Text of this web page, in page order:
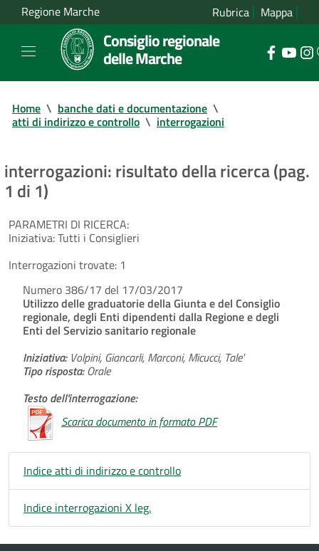
Regione Marche Rubrica Mappa
Consiglio regionale
delle Marche
Home \ banche dati e documentazione \
atti di indirizzo e controllo \ interrogazioni
interrogazioni: risultato della ricerca (pag.
1 di 1)
PARAMETRI DI RICERCA:
Iniziativa:Tutti i Consiglieri
Interrogazioni trovate: 1
Numero 386/17 del 17/03/2017
Utilizzo delle graduatorie della Giunta e del Consiglio
regionale, degli Enti dipendenti dalla Regione e degli
Enti del Servizio sanitario regionale
Iniziativa:Volpini, Giancarli, Marconi, Micucci, Tale'
Tipo risposta:Orale
Testo dell'interrogazione:
Scarica documento in formato PDF
Indice atti di indirizzo e controllo
Indice interrogazioni X leg.